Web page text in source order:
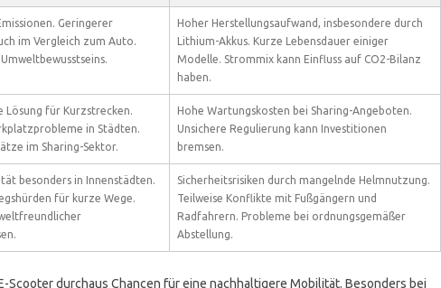
Geringerer
im Vergleich zum Auto.
Hoher Herstellungsaufwand, insbesondere durch
Lithium-Akkus. Kurze Lebensdauer einiger
Modelle. Strommix kann Einfluss auf CO2-Bilanz
haben.
Lösung für Kurzstrecken.
in Städten.
im Sharing-Sektor.
Hohe Wartungskosten bei Sharing-Angeboten.
Unsichere Regulierung kann Investitionen
bremsen.
besonders in Innenstädten.
für kurze Wege.
Sicherheitsrisiken durch mangelnde Helmnutzung.
Teilweise Konflikte mit Fußgängern und
Radfahrern. Probleme bei ordnungsgemäßer
Abstellung.
Scooter durchaus Chancen für eine nachhaltigere Mobilität. Besonders bei